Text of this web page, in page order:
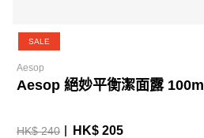
SALE
Aesop
Aesop 絕妙平衡潔面露 100ml
HK$ 240 HK$ 205